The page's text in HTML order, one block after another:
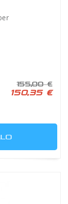
155,00 €
150,35 €